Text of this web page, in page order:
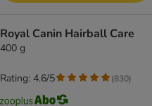
Royal Canin Hairball Care
400 g
Rating: 4.6/5 (830)